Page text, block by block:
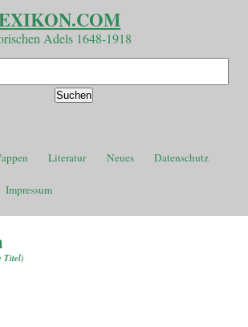
Adels 1648-1918
Literatur Neues Datenschutz
Impressum
Titel)